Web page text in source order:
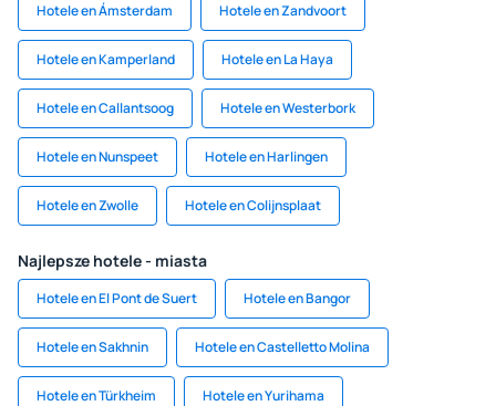
Hotele en Ámsterdam Hotele en Zandvoort
Hotele en Kamperland Hotele en La Haya
Hotele en Callantsoog Hotele en Westerbork
Hotele en Nunspeet Hotele en Harlingen
Hotele en Zwolle Hotele en Colijnsplaat
Najlepsze hotele - miasta
Hotele en El Pont de Suert Hotele en Bangor
Hotele en Sakhnin Hotele en Castelletto Molina
Hotele en Türkheim Hotele en Yurihama